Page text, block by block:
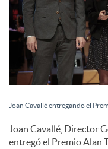
Joan Cavallé entregando el
Joan Cavallé, Director
entregó el Premio Alan